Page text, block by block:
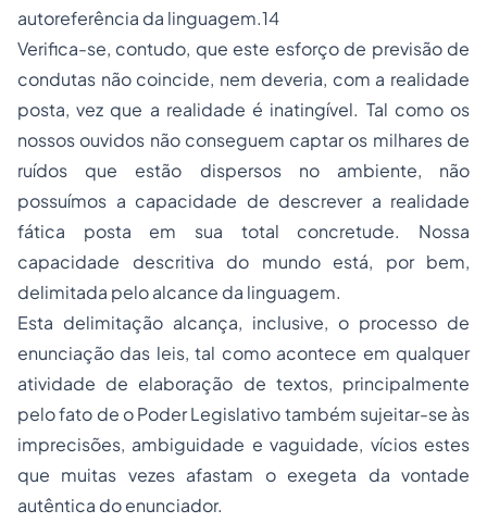
autoreferência da linguagem.14
Verifica-se, contudo, que este esforço de previsão de
condutas não coincide, nem deveria, com a realidade
posta, vez que a realidade é inatingível. Tal como os
nossos ouvidos não conseguem captar os milhares de
ruídos que estão dispersos no ambiente, não
possuímos a capacidade de descrever a realidade
fática posta em sua total concretude. Nossa
capacidade descritiva do mundo está, por bem,
delimitada pelo alcance da linguagem.
Esta delimitação alcança, inclusive, o processo de
enunciação das leis, tal como acontece em qualquer
atividade de elaboração de textos, principalmente
pelo fato de o Poder Legislativo também sujeitar-se às
imprecisões, ambiguidade e vaguidade, vícios estes
que muitas vezes afastam o exegeta da vontade
autêntica do enunciador.